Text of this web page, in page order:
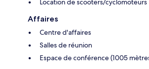
Location de scooters/cyclomoteurs
Affaires
Centre d'affaires
Salles de réunion
Espace de conférence (1005